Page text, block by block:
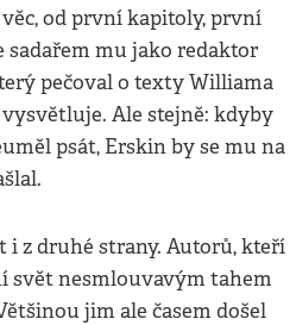
od první kapitoly, první
sadařem mu jako redaktor
pečoval o texty Williama
Ale stejně: kdyby
psát, Erskin by se mu na
i z druhé strany. Autorů, kteří
svět nesmlouvavým tahem
jim ale časem došel